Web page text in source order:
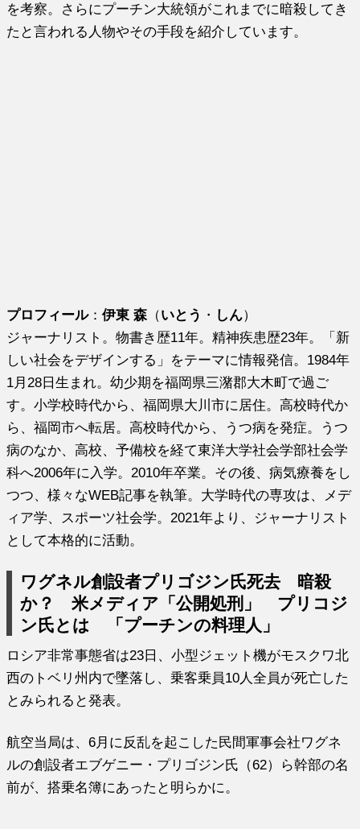
を考察。さらにプーチン大統領がこれまでに暗殺してき
たと言われる人物やその手段を紹介しています。
プロフィール：伊東 森 （いとう ・ しん）
ジャーナリスト。物書き歴11年。精神疾患歴23年。「新
しい社会をデザインする」をテーマに情報発信。1984年
1月28日生まれ。幼少期を福岡県三潴郡大木町で過ご
す。小学校時代から、福岡県大川市に居住。高校時代か
ら、福岡市へ転居。高校時代から、うつ病を発症。うつ
病のなか、高校、予備校を経て東洋大学社会学部社会学
科へ2006年に入学。2010年卒業。その後、病気療養をし
つつ、様々なWEB記事を執筆。大学時代の専攻は、メデ
ィア学、スポーツ社会学。2021年より、ジャーナリスト
として本格的に活動。
ワグネル創設者プリゴジン氏死去 暗殺
か？ 米メディア「公開処刑」 プリコジ
ン氏とは 「プーチンの料理人」
ロシア非常事態省は23日、小型ジェット機がモスクワ北
西のトベリ州内で墜落し、乗客乗員10人全員が死亡した
とみられると発表。
航空当局は、6月に反乱を起こした民間軍事会社ワグネ
ルの創設者エブゲニー・プリゴジン氏（62）ら幹部の名
前が、搭乗名簿にあったと明らかに。